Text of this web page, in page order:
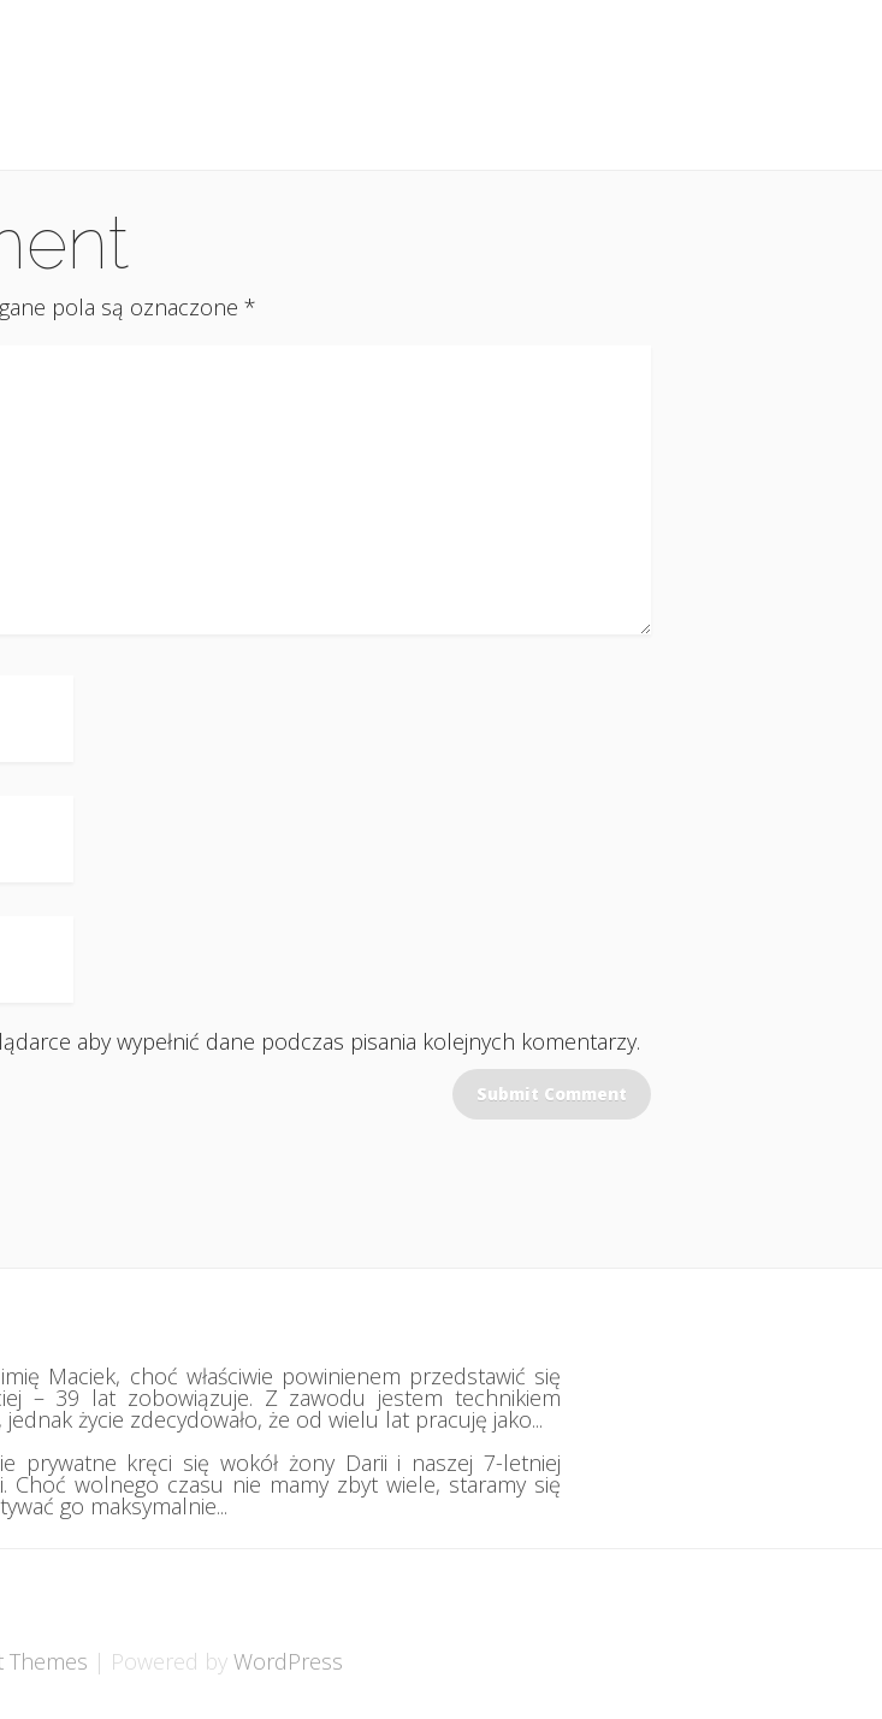
pola są oznaczone *
aby wypełnić dane podczas pisania kolejnych komentarzy.
Maciek, choć właściwie powinienem przedstawić się
– 39 lat zobowiązuje. Z zawodu jestem technikiem
jednak życie zdecydowało, że od wielu lat pracuję jako...
prywatne kręci się wokół żony Darii i naszej 7-letniej
Choć wolnego czasu nie mamy zbyt wiele, staramy się
go maksymalnie...
Themes | Powered by WordPress